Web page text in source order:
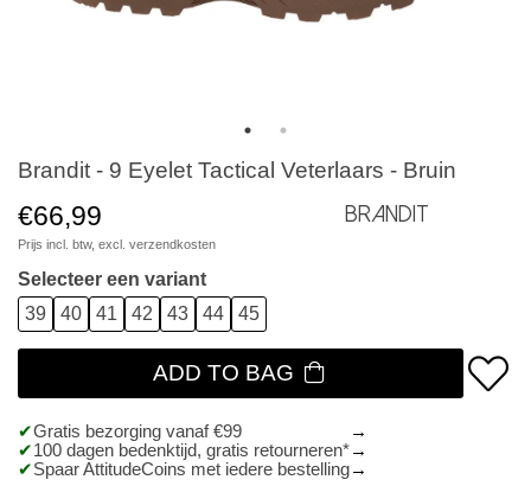
Brandit - 9 Eyelet Tactical Veterlaars - Bruin
€66,99
Prijs incl. btw, excl. verzendkosten
Brandit
Selecteer een variant
39
40 41 42 43 44 45
ADD TO BAG
Gratis bezorging vanaf €99
100 dagen bedenktijd, gratis retourneren*
Spaar AttitudeCoins met iedere bestelling